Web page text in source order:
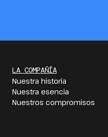
LA COMPAÑÍA
Nuestra historia
Nuestra esencia
Nuestros compromisos